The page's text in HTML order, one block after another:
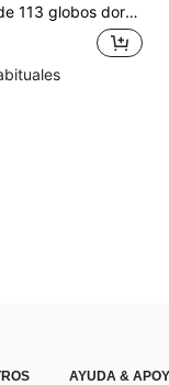
de aluminio en diferentes tamaños, adecuados para Halloween, bodas, cumpleaños, ceremonias de mayoría de edad, ceremonias de graduación, bailes
AYUDA &